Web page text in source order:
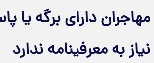
مهاجران دارای برگه یا
نیاز به معرفینامه ندارد